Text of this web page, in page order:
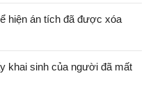
hiện án tích đã được xóa
khai sinh của người đã mất